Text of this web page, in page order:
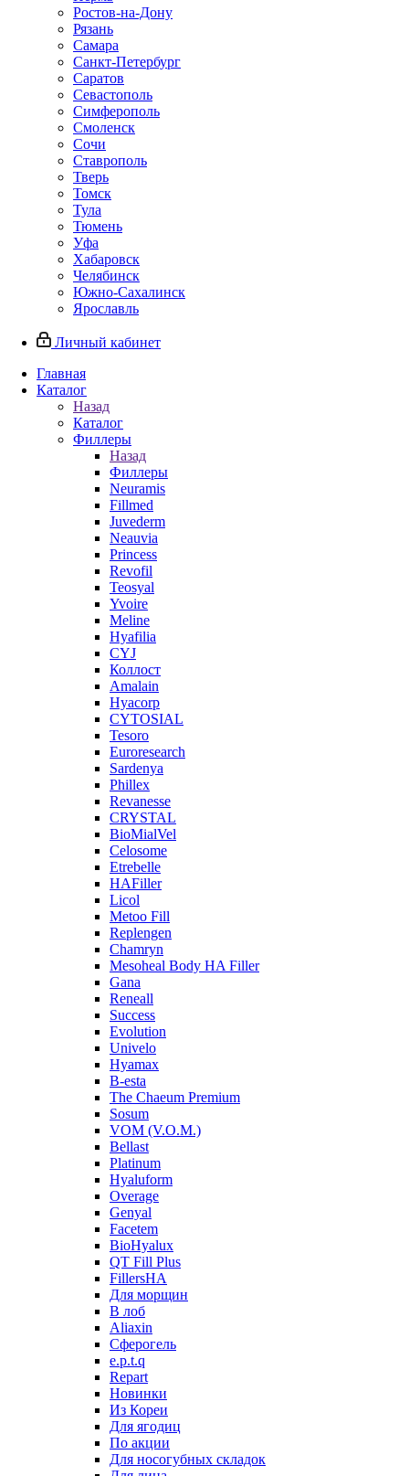
Ростов-на-Дону
Рязань
Самара
Санкт-Петербург
Саратов
Севастополь
Симферополь
Смоленск
Сочи
Ставрополь
Тверь
Томск
Тула
Тюмень
Уфа
Хабаровск
Челябинск
Южно-Сахалинск
Ярославль
Личный кабинет
Главная
Каталог
Назад
Каталог
Филлеры
Назад
Филлеры
Neuramis
Fillmed
Juvederm
Neauvia
Princess
Revofil
Teosyal
Yvoire
Meline
Hyafilia
CYJ
Коллост
Amalain
Hyacorp
CYTOSIAL
Tesoro
Euroresearch
Sardenya
Phillex
Revanesse
CRYSTAL
BioMialVel
Celosome
Etrebelle
HAFiller
Licol
Metoo Fill
Replengen
Chamryn
Mesoheal Body HA Filler
Gana
Reneall
Success
Evolution
Univelo
Hyamax
B-esta
The Chaeum Premium
Sosum
VOM (V.O.M.)
Bellast
Platinum
Hyaluform
Overage
Genyal
Facetem
BioHyalux
QT Fill Plus
FillersHA
Для морщин
В лоб
Aliaxin
Сферогель
e.p.t.q
Repart
Новинки
Из Кореи
Для ягодиц
По акции
Для носогубных складок